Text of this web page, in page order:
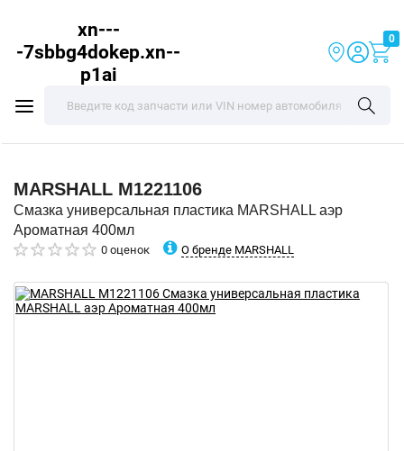
xn---
-7sbbg4dokep.xn--
p1ai
0
MARSHALL M1221106
Смазка универсальная пластика MARSHALL аэр
Ароматная 400мл
0 оценок О бренде MARSHALL